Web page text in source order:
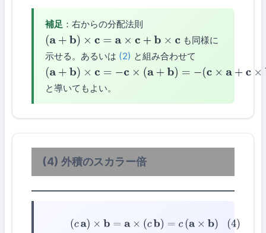
補足 ：右からの分配法則
(a+b) ×c=a ×c +b ×c
も同様に
示せる。あるいは (2) と組み合わせて
(a+b) ×c=− c× (a+b)= −
(c×a+c× b) =a×c
と導いてもよい。
(4) 外積のスカラー倍
(4)(c a)×b =a ×(cb)=c( a×b)